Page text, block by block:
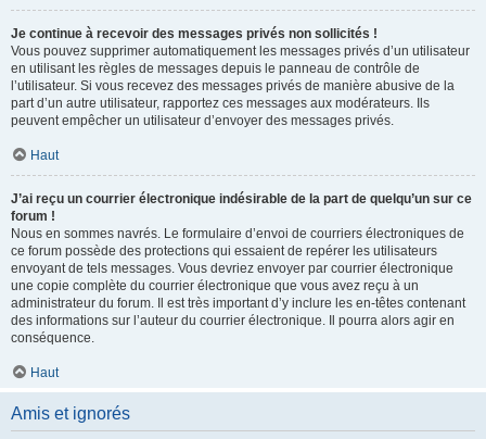
Je continue à recevoir des messages privés non sollicités !
Vous pouvez supprimer automatiquement les messages privés d’un utilisateur
en utilisant les règles de messages depuis le panneau de contrôle de
l’utilisateur. Si vous recevez des messages privés de manière abusive de la
part d’un autre utilisateur, rapportez ces messages aux modérateurs. Ils
peuvent empêcher un utilisateur d’envoyer des messages privés.
Haut
J’ai reçu un courrier électronique indésirable de la part de quelqu’un sur ce
forum !
Nous en sommes navrés. Le formulaire d’envoi de courriers électroniques de
ce forum possède des protections qui essaient de repérer les utilisateurs
envoyant de tels messages. Vous devriez envoyer par courrier électronique
une copie complète du courrier électronique que vous avez reçu à un
administrateur du forum. Il est très important d’y inclure les en-têtes contenant
des informations sur l’auteur du courrier électronique. Il pourra alors agir en
conséquence.
Haut
Amis et ignorés